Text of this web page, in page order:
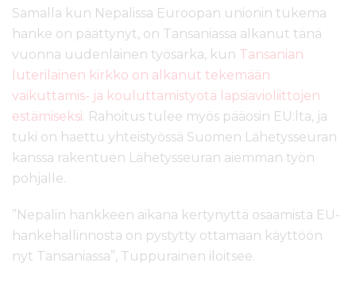
Samalla kun Nepalissa Euroopan unionin tukema
hanke on päättynyt, on Tansaniassa alkanut tänä
vuonna uudenlainen työsarka, kun Tansanian
luterilainen kirkko on alkanut tekemään
vaikuttamis- ja kouluttamistyötä lapsiavioliittojen
estämiseksi. Rahoitus tulee myös pääosin EU:lta, ja
tuki on haettu yhteistyössä Suomen Lähetysseuran
kanssa rakentuen Lähetysseuran aiemman työn
pohjalle.
”Nepalin hankkeen aikana kertynyttä osaamista EU-
hankehallinnosta on pystytty ottamaan käyttöön
nyt Tansaniassa”, Tuppurainen iloitsee.